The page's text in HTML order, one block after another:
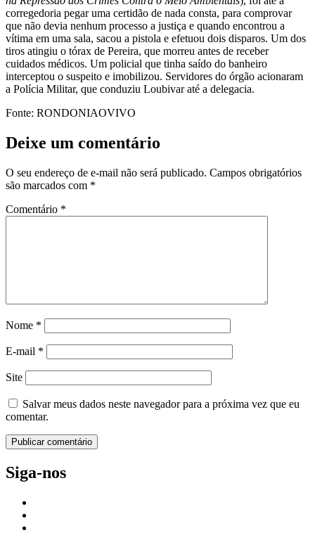
corregedoria pegar uma certidão de nada consta, para comprovar
que não devia nenhum processo a justiça e quando encontrou a
vítima em uma sala, sacou a pistola e efetuou dois disparos. Um dos
tiros atingiu o tórax de Pereira, que morreu antes de receber
cuidados médicos. Um policial que tinha saído do banheiro
interceptou o suspeito e imobilizou. Servidores do órgão acionaram
a Polícia Militar, que conduziu Loubivar até a delegacia.
Fonte: RONDONIAOVIVO
Deixe um comentário
O seu endereço de e-mail não será publicado. Campos obrigatórios
são marcados com *
Comentário *
Nome *
E-mail *
Site
Salvar meus dados neste navegador para a próxima vez que eu
comentar.
Siga-nos